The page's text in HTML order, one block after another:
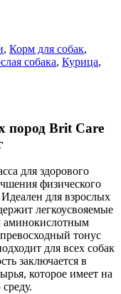
, Корм для собак,
собака, Курица,
пород Brit Care
для здорового
физического
для взрослых
легкоусвояемые
аминокислотным
тонус
для всех собак
заключается в
которое имеет на